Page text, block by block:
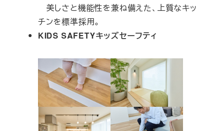
美しさと機能性を兼ね備えた、上質なキッ
チンを標準採用。
KIDS SAFETYキッズセーフティ